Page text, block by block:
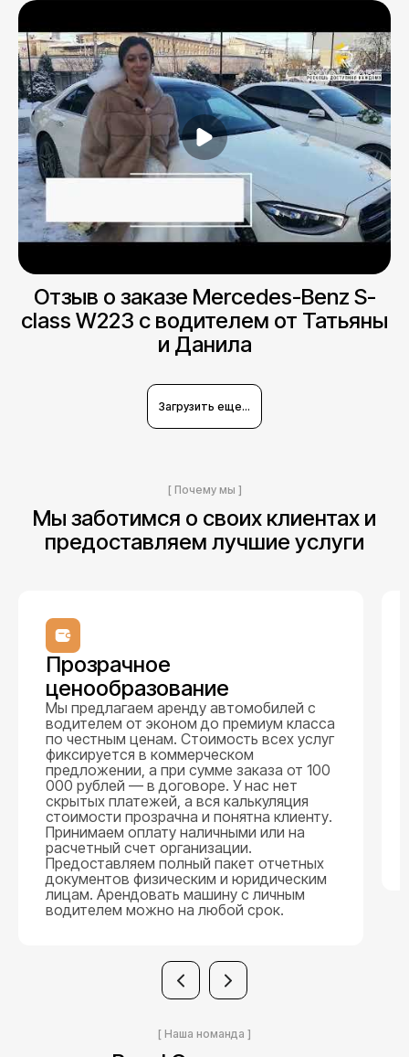
Отзыв о заказе Mercedes-Benz S-
class W223 с водителем от Татьяны
и Данила
Загрузить еще...
[ Почему мы ]
Мы заботимся о своих клиентах и
предоставляем лучшие услуги
Прозрачное
ценообразование
Мы предлагаем аренду автомобилей с
водителем от эконом до премиум класса
по честным ценам. Стоимость всех услуг
фиксируется в коммерческом
предложении, а при сумме заказа от 100
000 рублей — в договоре. У нас нет
скрытых платежей, а вся калькуляция
стоимости прозрачна и понятна клиенту.
Принимаем оплату наличными или на
расчетный счет организации.
Предоставляем полный пакет отчетных
документов физическим и юридическим
лицам. Арендовать машину с личным
водителем можно на любой срок.
[ Наша номанда ]